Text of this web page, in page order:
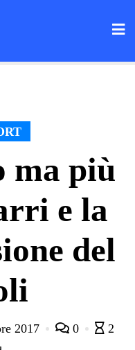
ma più
e la
del
2017 0
2